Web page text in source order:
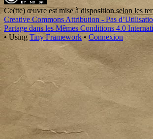
Content
Ce(tte)œuvreest mise à disposition selon les
Creative Commons Attribution - Pas
Partage dans les Mêmes Conditions 4.0
• Using Tiny Framework • Connexion